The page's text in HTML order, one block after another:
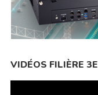
VIDÉOS FILIÈRE 3E